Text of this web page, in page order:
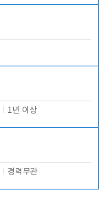
1년 이상
경력무관